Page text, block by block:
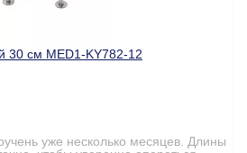
30 см MED1-KY782-12
уже несколько месяцев. Длины